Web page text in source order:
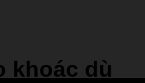
khoác dù